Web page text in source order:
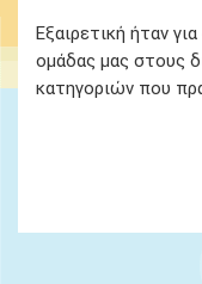
Εξαιρετική ήταν
ομάδας μας στους
κατηγοριών που